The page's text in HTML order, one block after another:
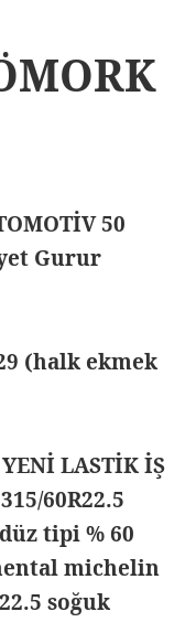
50
Gurur
(halk ekmek
LASTİK İŞ
60R22.5
tipi % 60
michelin
soğuk